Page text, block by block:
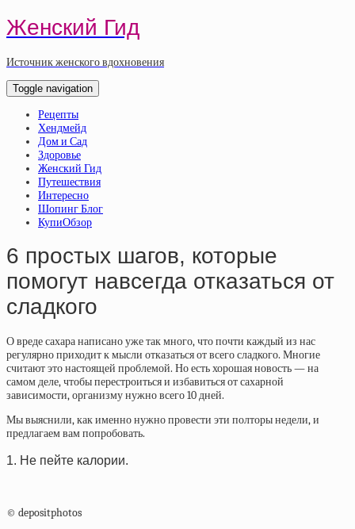
Женский Гид
Источник женского вдохновения
Toggle navigation
Рецепты
Хендмейд
Дом и Сад
Здоровье
Женский Гид
Путешествия
Интересно
Шопинг Блог
КупиОбзор
6 простых шагов, которые
помогут навсегда отказаться от
сладкого
О вреде сахара написано уже так много, что почти каждый из нас
регулярно приходит к мысли отказаться от всего сладкого. Многие
считают это настоящей проблемой. Но есть хорошая новость — на
самом деле, чтобы перестроиться и избавиться от сахарной
зависимости, организму нужно всего 10 дней.
Мы выяснили, как именно нужно провести эти полторы недели, и
предлагаем вам попробовать.
1. Не пейте калории.
© depositphotos